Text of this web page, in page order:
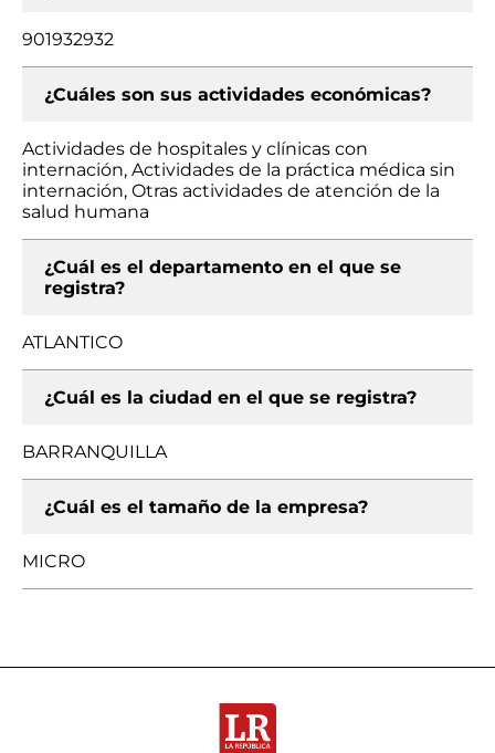
901932932
¿Cuáles son sus actividades económicas?
Actividades de hospitales y clínicas con
internación, Actividades de la práctica médica sin
internación, Otras actividades de atención de la
salud humana
¿Cuál es el departamento en el que se
registra?
ATLANTICO
¿Cuál es la ciudad en el que se registra?
BARRANQUILLA
¿Cuál es el tamaño de la empresa?
MICRO